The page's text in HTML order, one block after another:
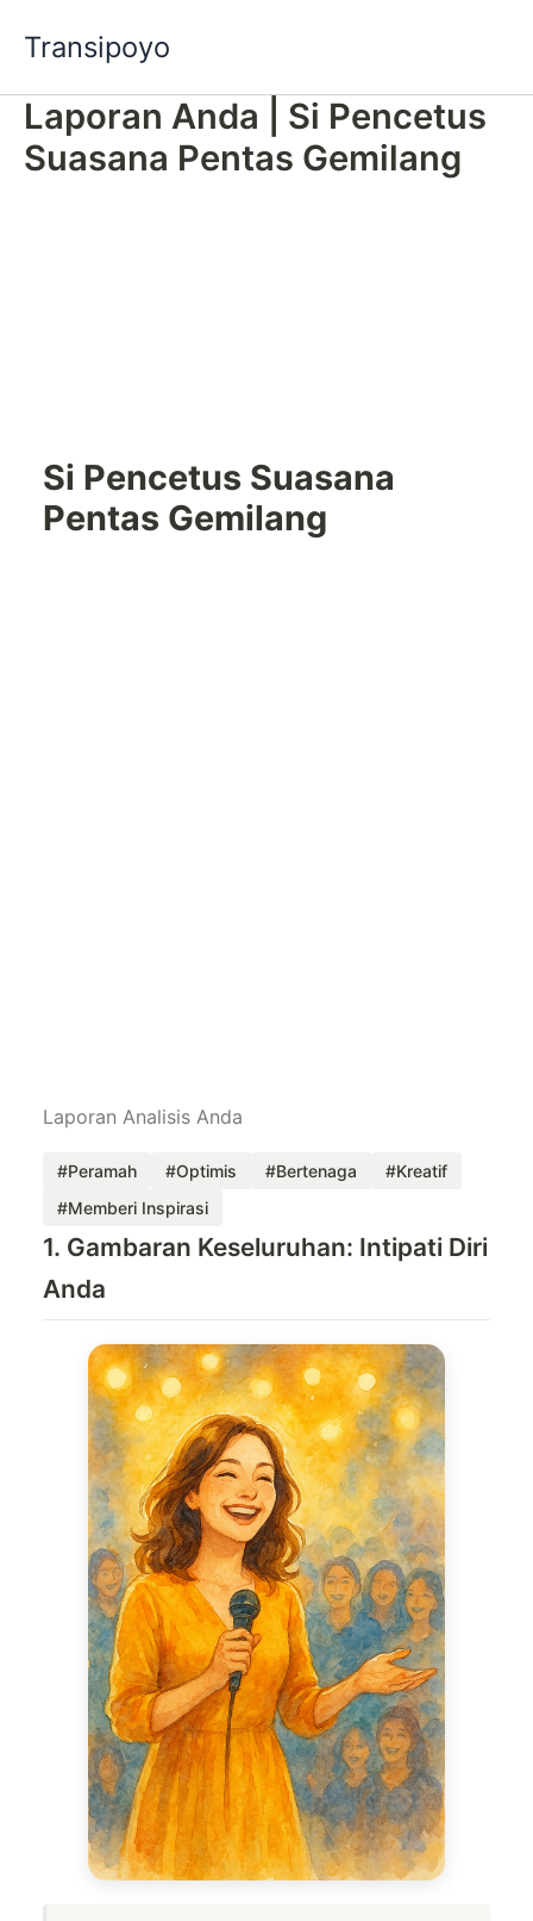
Transipoyo
Laporan Anda | Si Pencetus
Suasana Pentas Gemilang
Si Pencetus Suasana
Pentas Gemilang
Laporan Analisis Anda
#Peramah #Optimis #Bertenaga
#Kreatif
#Memberi Inspirasi
1. Gambaran Keseluruhan: Intipati Diri
Anda